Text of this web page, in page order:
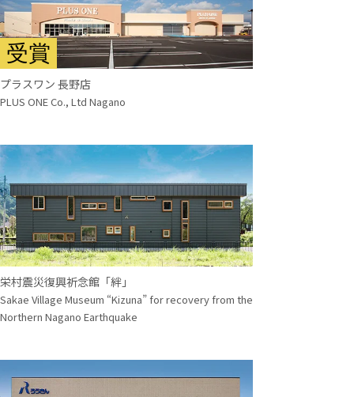
受賞
プラスワン 長野店
PLUS ONE Co., Ltd Nagano
栄村震災復興祈念館「絆」
Sakae Village Museum “Kizuna” for recovery from the
Northern Nagano Earthquake